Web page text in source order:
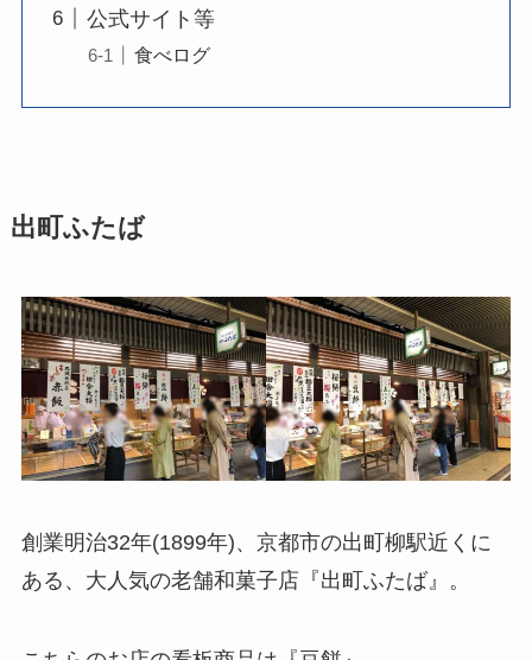
公式サイト等
食べログ
出町ふたば
創業明治32年(1899年)、京都市の出町柳駅近くに
ある、大人気の老舗和菓子店『出町ふたば』。